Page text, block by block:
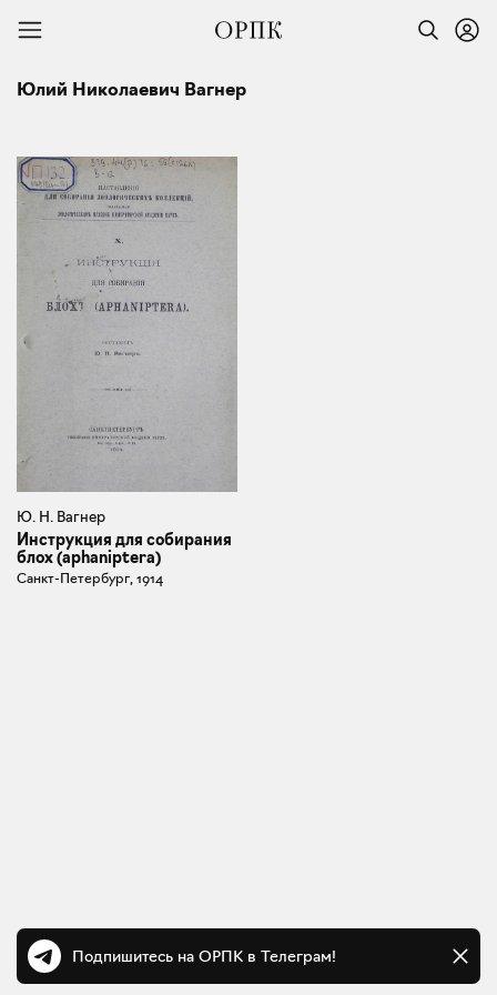
Юлий Николаевич Вагнер
Ю. Н. Вагнер
Инструкция для собирания
блох (aphaniptera)
Санкт-Петербург, 1914
Подпишитесь на ОРПК в Телеграм!